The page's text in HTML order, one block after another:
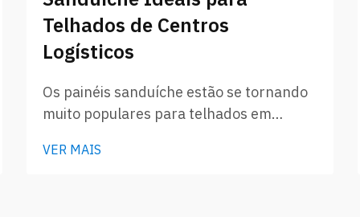
Telhados de Centros
Logísticos
Os painéis sanduíche estão se tornando
muito populares para telhados em
painéis especiais são compostos por
VER MAIS